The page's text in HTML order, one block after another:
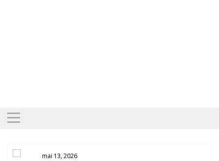
mai 13, 2026